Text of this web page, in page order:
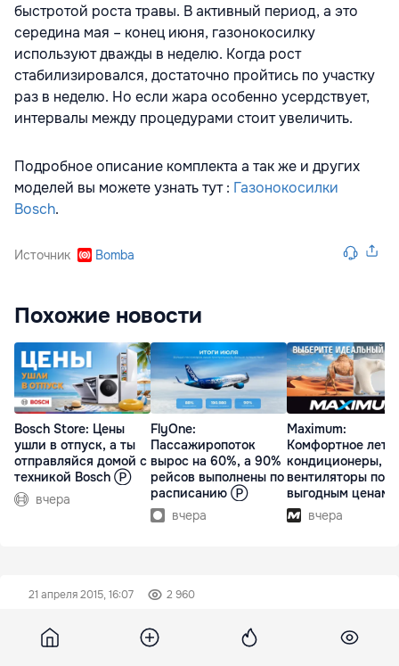
быстротой роста травы. В активный период, а это
середина мая – конец июня, газонокосилку
используют дважды в неделю. Когда рост
стабилизировался, достаточно пройтись по участку
раз в неделю. Но если жара особенно усердствует,
интервалы между процедурами стоит увеличить.
Подробное описание комплекта а так же и других
моделей вы можете узнать тут : Газонокосилки
Bosch.
Источник Bomba
Похожие новости
Bosch Store: Цены
ушли в отпуск, а ты
отправляйся домой с
техникой Bosch Ⓟ
вчера
FlyOne:
Пассажиропоток
вырос на 60%, а 90%
рейсов выполнены по
расписанию Ⓟ
вчера
Maximum:
Комфортное лето
кондиционеры,
вентиляторы по
выгодным
вчера
21 апреля 2015, 16:07 2 960
У дочери Уитни Хьюстон
безнадежно поврежден мозг